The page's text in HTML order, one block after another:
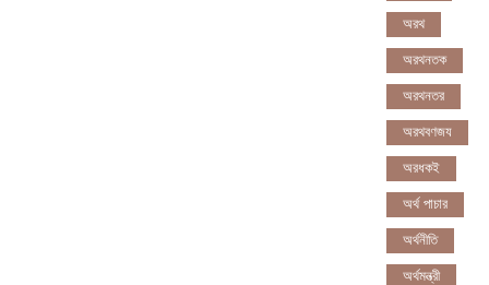
অরথ
অরথনতক
অরথনতর
অরথবণজয
অরধকই
অর্থ পাচার
অর্থনীতি
অর্থমন্ত্রী